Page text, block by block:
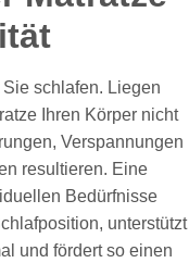
schlafen. Liegen
Ihren Körper nicht
Verspannungen
resultieren. Eine
Bedürfnisse
unterstützt
und fördert so einen